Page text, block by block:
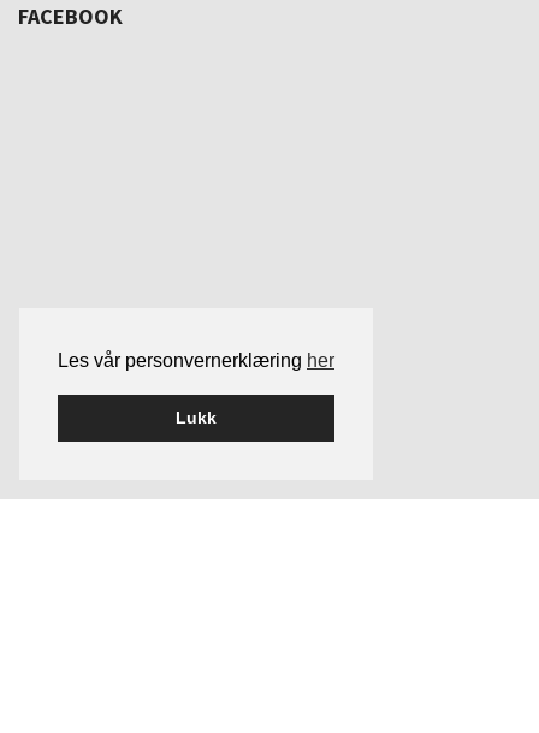
Les vår personvernerklæring her
Lukk
FACEBOOK